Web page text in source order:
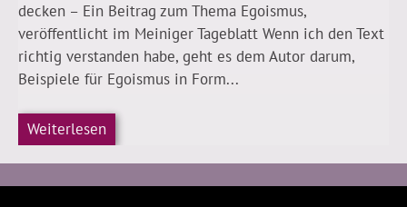
decken – Ein Beitrag zum Thema Egoismus,
veröffentlicht im Meiniger Tageblatt Wenn ich den Text
richtig verstanden habe, geht es dem Autor darum,
Beispiele für Egoismus in Form...
Weiterlesen